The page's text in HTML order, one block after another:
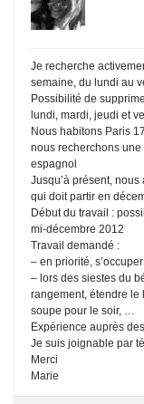
Je recherche
semaine, du lundi au
Possibilité de
lundi, mardi, jeudi et
Nous habitons Paris
nous recherchons
espagnol
Jusqu’à présent,
qui doit partir en
Début du travail :
mi-décembre 2012
Travail demandé :
– en priorité,
– lors des siestes du
rangement, étendre le
soupe pour le soir, …
Expérience auprès
Je suis joignable par
Merci
Marie